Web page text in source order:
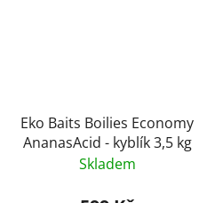
Eko Baits Boilies Economy
AnanasAcid - kyblík 3,5 kg
Skladem